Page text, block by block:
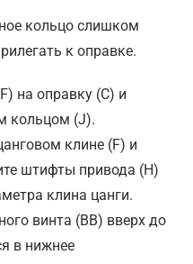
кольцо слишком
к оправке.
на оправку (С) и
кольцом (J).
клине (F) и
штифты привода (H)
клина цанги.
винта (BB) вверх до
в нижнее